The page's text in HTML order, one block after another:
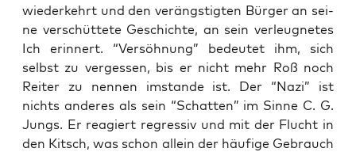
wie­der­kehrt und den ver­ängs­tig­ten Bür­ger an sei­
ne ver­schüt­te­te Geschich­te, an sein ver­leug­ne­tes
Ich erin­nert. “Ver­söh­nung” bedeu­tet ihm, sich
selbst zu ver­ges­sen, bis er nicht mehr Roß noch
Rei­ter zu nen­nen imstan­de ist. Der “Nazi” ist
nichts ande­res als sein “Schat­ten” im Sin­ne C. G.
Jungs. Er reagiert regres­siv und mit der Flucht in
den Kitsch, was schon allein der häu­fi­ge Gebrauch